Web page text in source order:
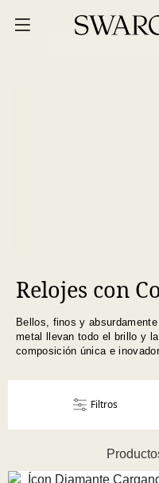
Relojes con
Bellos, finos y
metal llevan todo el brillo y
composición única e
Ordenar por
Fecha de lanzamiento
Mejor descuento
Filtros